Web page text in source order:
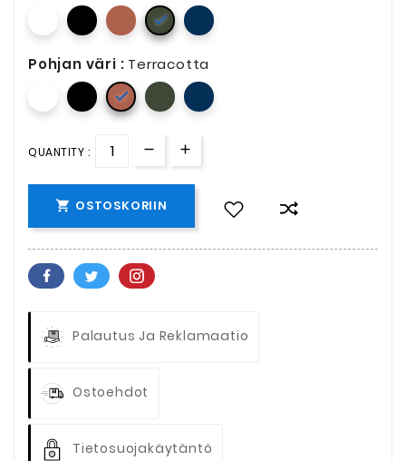

Pohjan väri : Terracotta

QUANTITY :
 OSTOSKORIIN
Palautus Ja Reklamaatio
Ostoehdot
Tietosuojakäytäntö